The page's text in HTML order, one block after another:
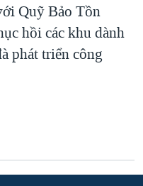
Quỹ Bảo Tồn
hồi các khu dành
phát triển công